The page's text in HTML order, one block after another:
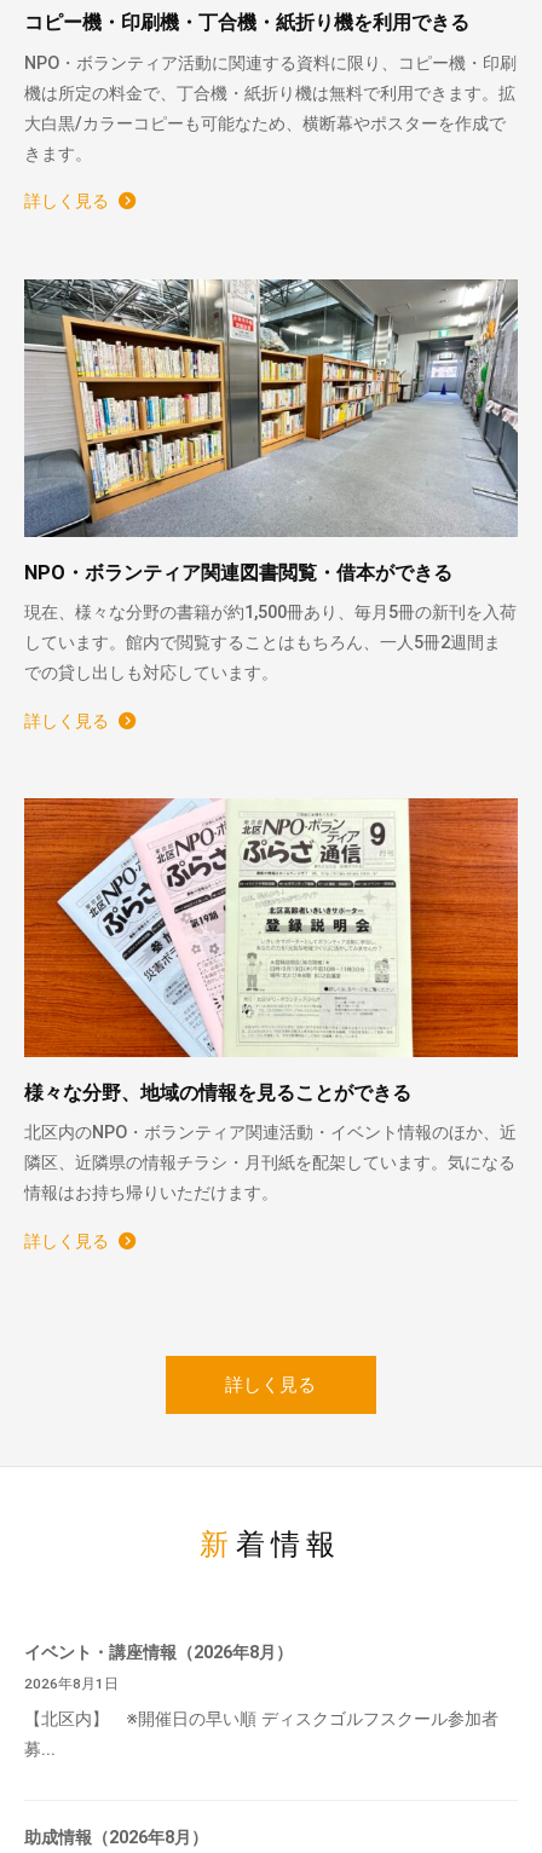
コピー機・印刷機・丁合機・紙折り機を利用できる
NPO・ボランティア活動に関連する資料に限り、コピー機・印刷
機は所定の料金で、丁合機・紙折り機は無料で利用できます。拡
大白黒/カラーコピーも可能なため、横断幕やポスターを作成で
きます。
詳しく見る
NPO・ボランティア関連図書閲覧・借本ができる
現在、様々な分野の書籍が約1,500冊あり、毎月5冊の新刊を入荷
しています。館内で閲覧することはもちろん、一人5冊2週間ま
での貸し出しも対応しています。
詳しく見る
様々な分野、地域の情報を見ることができる
北区内のNPO・ボランティア関連活動・イベント情報のほか、近
隣区、近隣県の情報チラシ・月刊紙を配架しています。気になる
情報はお持ち帰りいただけます。
詳しく見る
詳しく見る
新着情報
イベント・講座情報（2026年8月）
2026年8月1日
【北区内】 ※開催日の早い順 ディスクゴルフスクール参加者
募...
助成情報（2026年8月）